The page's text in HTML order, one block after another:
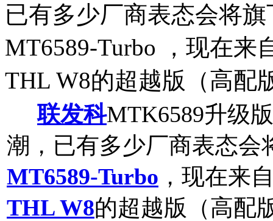
已有多少厂商表态会将
MT6589-Turbo ，现在来
THL W8的超越版（高配
联发科MTK6589升级
潮，已有多少厂商表态会
MT6589-Turbo ，现在来
THL W8的超越版（高配